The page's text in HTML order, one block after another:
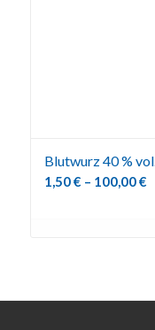
Blutwurz 40 % vol.
1,50€ – 100,00€